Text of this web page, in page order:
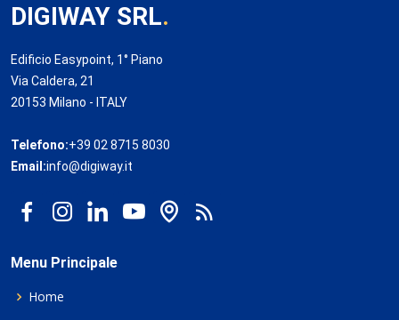
DIGIWAY SRL.
Edificio Easypoint, 1° Piano
Via Caldera, 21
20153 Milano - ITALY
Telefono:+39 02 8715 8030
Email:info@digiway.it
Menu Principale
Home